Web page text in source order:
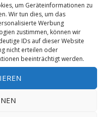
um Geräteinformationen zu
Wir tun dies, um das
Werbung
zustimmen, können wir
IDs auf dieser Website
nicht erteilen oder
beeinträchtigt werden.